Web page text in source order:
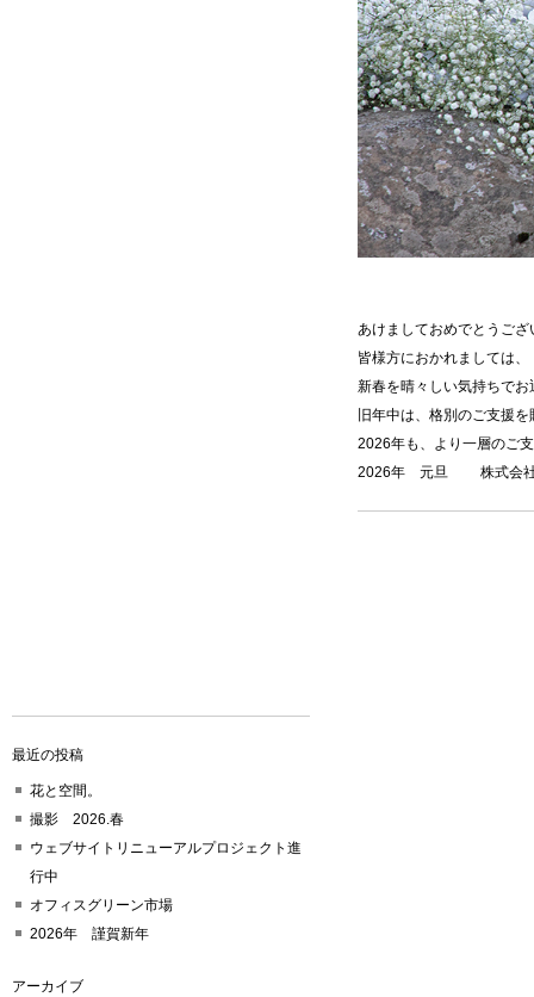
あけましておめでとうござ
皆様方におかれましては、
新春を晴々しい気持ちで
旧年中は、格別のご支援
2026年も、より一層のご
2026年 元旦 株式会
最近の投稿
花と空間。
撮影 2026.春
ウェブサイトリニューアルプロジェクト進
行中
オフィスグリーン市場
2026年 謹賀新年
アーカイブ